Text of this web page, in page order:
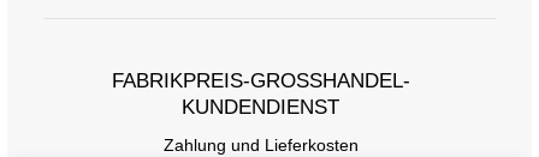
FABRIKPREIS-GROSSHANDEL-K
UNDENDIENST
Zahlung und Lieferkosten